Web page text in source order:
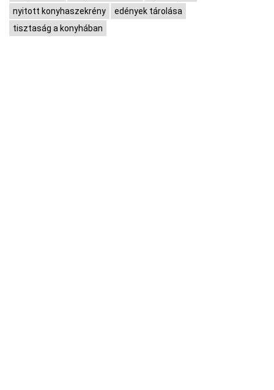
nyitott konyhaszekrény
edények tárolása
tisztaság a konyhában